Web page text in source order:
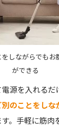
しながらでもお
ができる
源を入れるだ
のことをしな
。手軽に筋肉